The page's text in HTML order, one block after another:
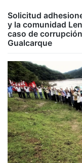
Solicitud
y la comunidad
caso de
Gualcarque